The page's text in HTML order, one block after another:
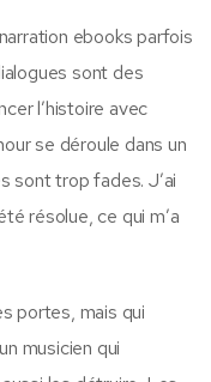
ebooks parfois
sont des
l’histoire avec
se déroule dans un
sont trop fades. J’ai
résolue, ce qui m’a
portes, mais qui
musicien qui